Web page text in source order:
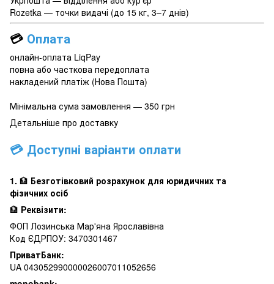
Rozetka — точки видачі (до 15 кг, 3–7 днів)
💳 Оплата
онлайн-оплата LiqPay
повна або часткова передоплата
накладений платіж (Нова Пошта)
Мінімальна сума замовлення — 350 грн
Детальніше про доставку
💳 Доступні варіанти оплати
1. 🏦 Безготівковий розрахунок для юридичних та
фізичних осіб
🏦 Реквізити:
ФОП Лозинська Мар'яна Ярославівна
Код ЄДРПОУ: 3470301467
ПриватБанк:
UA 043052990000026007011052656